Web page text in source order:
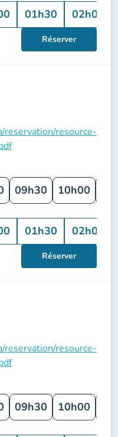
01h30 02h00
Réserver
reservation/resource-
09h30 10h00
01h30 02h00
Réserver
reservation/resource-
09h30 10h00